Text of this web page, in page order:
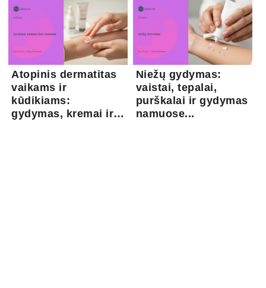
Atopinis dermatitas
vaikams ir
kūdikiams:
gydymas, kremai ir
Niežų gydymas:
vaistai, tepalai,
purškalai ir gydymas
namuose...